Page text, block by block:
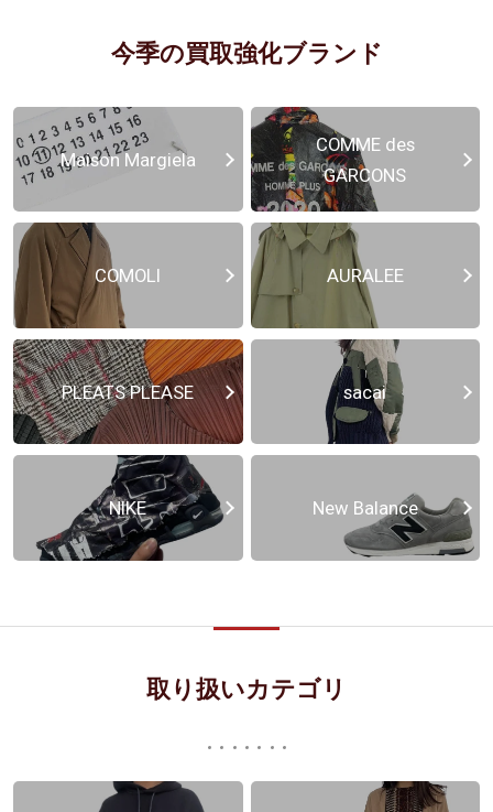
今季の買取強化ブランド
Maison Margiela
COMME des
GARCONS
COMOLI AURALEE
PLEATS PLEASE sacai
NIKE New Balance
取り扱いカテゴリ